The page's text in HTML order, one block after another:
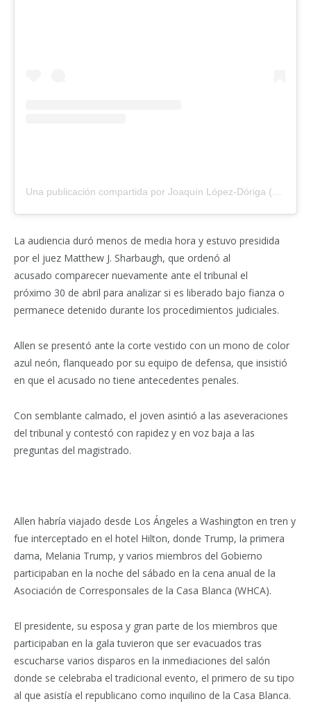
Una publicación compartida por Joaquín López-Dóriga (@lopezdoriga)
La audiencia duró menos de media hora y estuvo presidida
por el juez Matthew J. Sharbaugh, que ordenó al
acusado comparecer nuevamente ante el tribunal el
próximo 30 de abril para analizar si es liberado bajo fianza o
permanece detenido durante los procedimientos judiciales.
Allen se presentó ante la corte vestido con un mono de color
azul neón, flanqueado por su equipo de defensa, que insistió
en que el acusado no tiene antecedentes penales.
Con semblante calmado, el joven asintió a las aseveraciones
del tribunal y contestó con rapidez y en voz baja a las
preguntas del magistrado.
Allen habría viajado desde Los Ángeles a Washington en tren y
fue interceptado en el hotel Hilton, donde Trump, la primera
dama, Melania Trump, y varios miembros del Gobierno
participaban en la noche del sábado en la cena anual de la
Asociación de Corresponsales de la Casa Blanca (WHCA).
El presidente, su esposa y gran parte de los miembros que
participaban en la gala tuvieron que ser evacuados tras
escucharse varios disparos en la inmediaciones del salón
donde se celebraba el tradicional evento, el primero de su tipo
al que asistía el republicano como inquilino de la Casa Blanca.